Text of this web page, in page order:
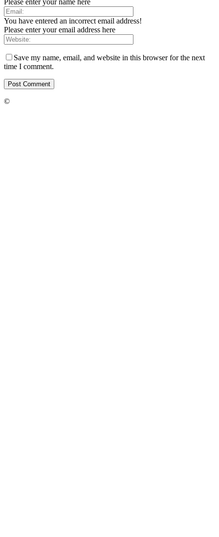
You have entered an incorrect email address!
Please enter your email address here
Save my name, email, and website in this browser for the next
time I comment.
©